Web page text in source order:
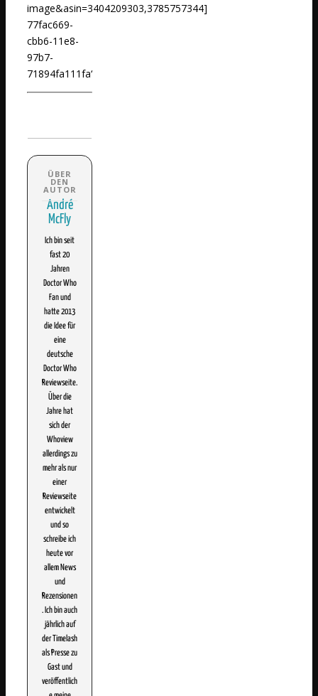
image&asin=3404209303,3785757344]
77fac669-
cbb6-11e8-
97b7-
71894fa111fa‘
André
McFly
Ich bin seit
fast 20
Jahren
Doctor Who
Fan und
hatte 2013
die Idee für
eine
deutsche
Doctor Who
Reviewseite.
Über die
Jahre hat
sich der
Whoview
allerdings zu
mehr als nur
einer
Reviewseite
entwickelt
und so
schreibe ich
heute vor
allem News
und
Rezensionen
. Ich bin auch
jährlich auf
der Timelash
als Presse zu
Gast und
veröffentlich